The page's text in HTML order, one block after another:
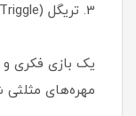
3. تریگل (Triggle)
یک بازی فکری و
مهره‌های